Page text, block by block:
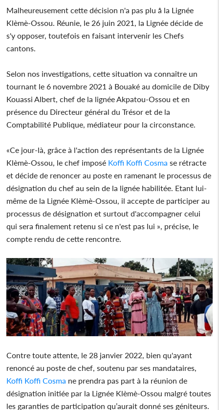
Malheureusement cette décision n'a pas plu å la Lignée
Klèmè-Ossou. Réunie, le 26 juin 2021, la Lignée décide de
s'y opposer, toutefois en faisant intervenir les Chefs
cantons.
Selon nos investigations, cette situation va connaître un
tournant le 6 novembre 2021 à Bouaké au domicile de Diby
Kouassi Albert, chef de la lignée Akpatou-Ossou et en
présence du Directeur général du Trésor et de la
Comptabilité Publique, médiateur pour la circonstance.
«Ce jour-là, grâce à l'action des représentants de la Lignée
Klèmè-Ossou, le chef imposé Koffi Koffi Cosma se rétracte
et décide de renoncer au poste en ramenant le processus de
désignation du chef au sein de la lignée habilitée. Etant lui-
même de la Lignée Klèmè-Ossou, il accepte de participer au
processus de désignation et surtout d'accompagner celui
qui sera finalement retenu si ce n'est pas lui », précise, le
compte rendu de cette rencontre.
Contre toute attente, le 28 janvier 2022, bien qu'ayant
renoncé au poste de chef, soutenu par ses mandataires,
Koffi Koffi Cosma ne prendra pas part à la réunion de
désignation initiée par la Lignée Klèmè-Ossou malgré toutes
les garanties de participation qu’aurait donné ses géniteurs.